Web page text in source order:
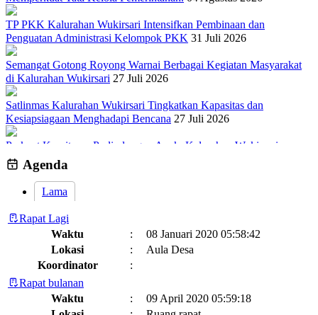
TP PKK Kalurahan Wukirsari Intensifkan Pembinaan dan
Penguatan Administrasi Kelompok PKK 31 Juli 2026
Semangat Gotong Royong Warnai Berbagai Kegiatan Masyarakat
di Kalurahan Wukirsari 27 Juli 2026
Satlinmas Kalurahan Wukirsari Tingkatkan Kapasitas dan
Kesiapsiagaan Menghadapi Bencana 27 Juli 2026
Perkuat Komitmen Perlindungan Anak, Kalurahan Wukirsari
Menggelar Sosialisasi dan Outbond Desa Ramah Anak
Agenda
Lama
Rapat Lagi
Waktu
:
08 Januari 2020 05:58:42
Lokasi
:
Aula Desa
Koordinator
:
Rapat bulanan
Waktu
:
09 April 2020 05:59:18